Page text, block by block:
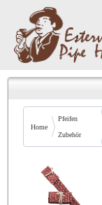
Home
Pfeifen
Zubehör